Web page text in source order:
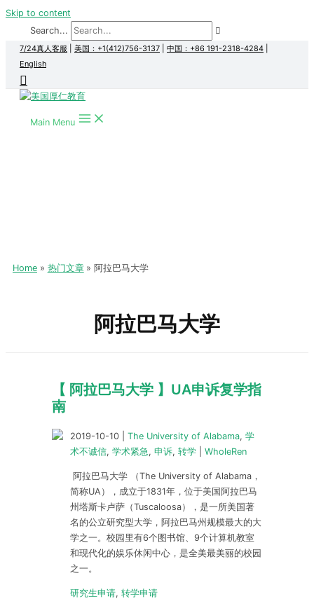
Skip to content
Search...
7/24真人客服 美国：+1(412)756-3137 中国：+86 191-2318-4284
English
Main Menu
Home 热门文章 阿拉巴马大学
阿拉巴马大学
【 阿拉巴马大学 】UA申诉复学指
南
2019-10-10 The University of Alabama, 学
术不诚信, 学术紧急, 申诉, 转学 WholeRen
阿拉巴马大学 （The University of Alabama，
简称UA），成立于1831年，位于美国阿拉巴马
州塔斯卡卢萨（Tuscaloosa），是一所美国著
名的公立研究型大学，阿拉巴马州规模最大的大
学之一。校园里有6个图书馆、9个计算机教室
和现代化的娱乐休闲中心，是全美最美丽的校园
之一。
研究生申请, 转学申请